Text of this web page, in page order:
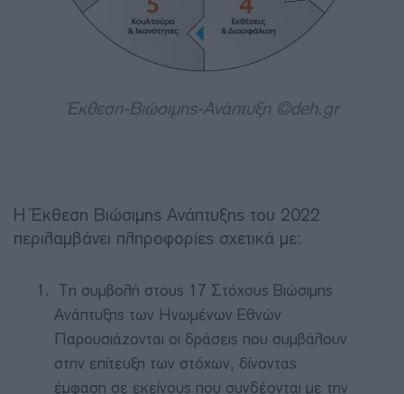
Έκθεση-Βιώσιμης-Ανάπτυξη ©deh.gr
Η Έκθεση Βιώσιμης Ανάπτυξης του 2022
περιλαμβάνει πληροφορίες σχετικά με:
Τη συμβολή στους 17 Στόχους Βιώσιμης
Ανάπτυξης των Ηνωμένων Εθνών
Παρουσιάζονται οι δράσεις που συμβάλουν
στην επίτευξη των στόχων, δίνοντας
έμφαση σε εκείνους που συνδέονται με την